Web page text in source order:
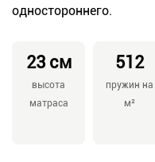
одностороннего.
23 см
высота
матраса
512
пружин на
м²